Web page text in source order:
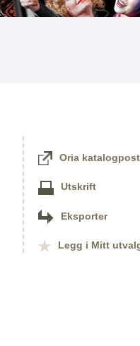
Oria katalogpost
Utskrift
Eksporter
Legg i Mitt